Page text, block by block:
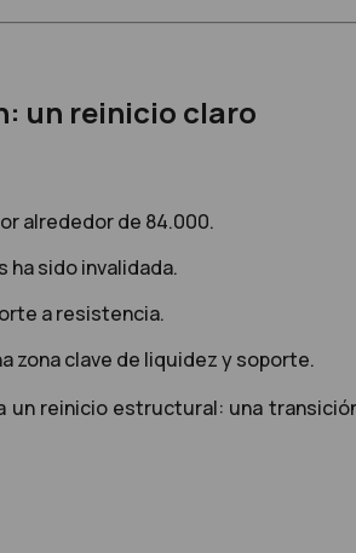
un reinicio claro
alrededor de 84.000.
sido invalidada.
a resistencia.
zona clave de liquidez y soporte.
reinicio estructural: una